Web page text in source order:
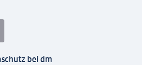
bei dm